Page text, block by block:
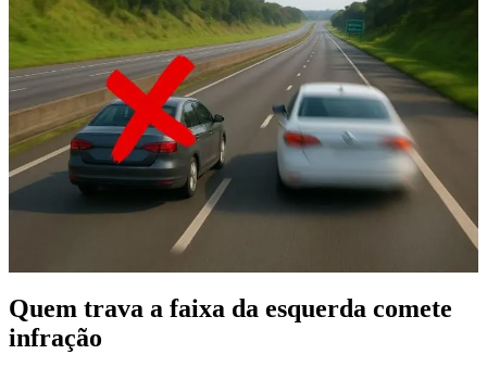
Quem trava a faixa da esquerda comete
infração